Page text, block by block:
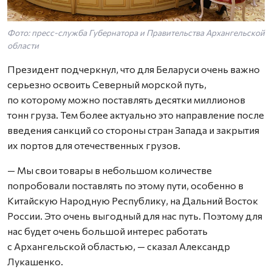
Фото: пресс-служба Губернатора и Правительства Архангельской
области
Президент подчеркнул, что для Беларуси очень важно
серьезно освоить Северный морской путь,
по которому можно поставлять десятки миллионов
тонн груза. Тем более актуально это направление после
введения санкций со стороны стран Запада и закрытия
их портов для отечественных грузов.
— Мы свои товары в небольшом количестве
попробовали поставлять по этому пути, особенно в
Китайскую Народную Республику, на Дальний Восток
России. Это очень выгодный для нас путь. Поэтому для
нас будет очень большой интерес работать
с Архангельской областью, — сказал Александр
Лукашенко.